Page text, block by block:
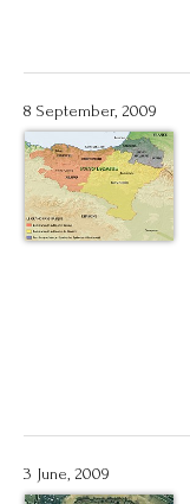
8 September, 2009
3 June, 2009